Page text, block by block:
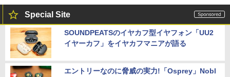
Special Site
SOUNDPEATSのイヤカフ型イヤフォン「UU2
イヤーカフ」をイヤカフマニアが語る
エントリーなのに脅威の実力!「Osprey」Nobl